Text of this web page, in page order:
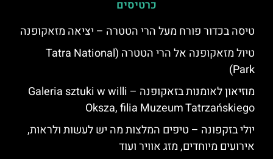
כרטיסים
טיסה בכדור פורח מעל הרי הטטרה – יציאה מזאקופנה
טיול מזאקופנה אל הרי הטטרה (Tatra National
Park)
מוזיאון לאומנות בזאקופנה – Galeria sztuki w willi
Oksza, filia Muzeum Tatrzańskiego
יולי בזקפונה – טיפים המלצות מה יש לעשות ולראות,
אירועים מיוחדים, מזג אוויר ועוד